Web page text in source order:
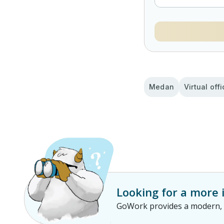
Medan Virtual
Looking for a
GoWork provides a